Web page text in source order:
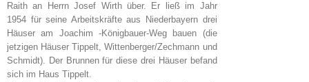
Raith an Herrn Josef Wirth über. Er ließ im Jahr
1954 für seine Arbeitskräfte aus Niederbayern drei
Häuser am Joachim -Königbauer-Weg bauen (die
jetzigen Häuser Tippelt, Wittenberger/Zechmann und
Schmidt). Der Brunnen für diese drei Häuser befand
sich im Haus Tippelt.